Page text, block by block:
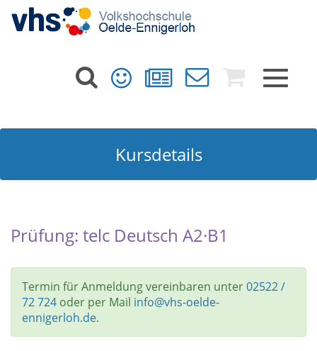
Toggle
Kursdetails
Prüfung: telc Deutsch A2·B1
Termin für Anmeldung vereinbaren unter02522 /
72 724 oder per Mail info@vhs-oelde-
ennigerloh.de.